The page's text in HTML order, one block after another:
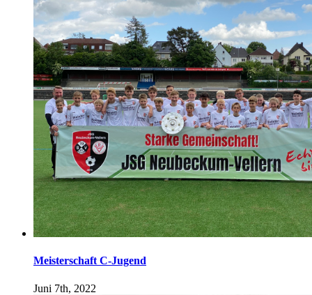
Meisterschaft C-Jugend
Juni 7th, 2022